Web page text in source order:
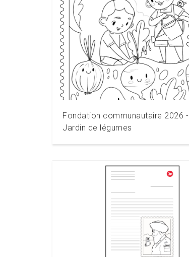
Télécharger
Fondation communautaire 2026 -
Jardin de légumes
Télécharger